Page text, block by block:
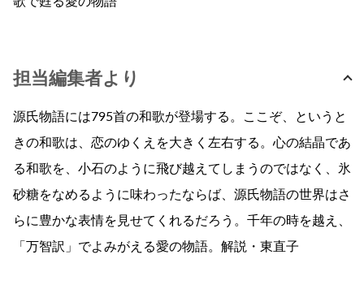
担当編集者より
源氏物語には795首の和歌が登場する。ここぞ、というと
きの和歌は、恋のゆくえを大きく左右する。心の結晶であ
る和歌を、小石のように飛び越えてしまうのではなく、氷
砂糖をなめるように味わったならば、源氏物語の世界はさ
らに豊かな表情を見せてくれるだろう。千年の時を越え、
「万智訳」でよみがえる愛の物語。解説・東直子